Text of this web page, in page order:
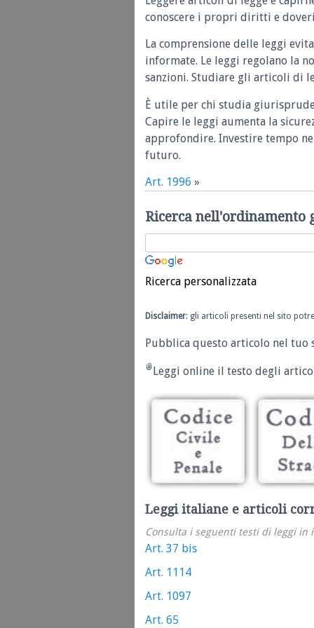
conoscere i propri diritti e
La comprensione delle leggi
informate. Le leggi regolano la
sanzioni. Studiare gli articoli di
È utile per chi studia
Capire le leggi aumenta la
approfondire. Investire tempo
futuro.
Art. 1996 »
Ricerca nell'ordinamento
Ricerca personalizzata
Disclaimer: gli articoli presenti nel sito
Pubblica questo articolo nel tuo
Leggi online il testo degli
Leggi italiane e articoli
Consulta i seguenti testi di leggi in
Art. 37 bis
Art. 1114
Art. 1097
Art. 65